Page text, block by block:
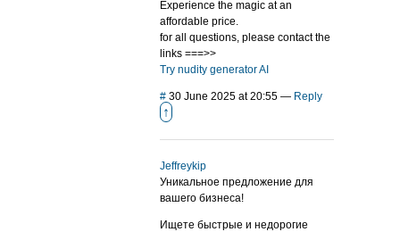
Experience the magic at an
affordable price.
for all questions, please contact the
links ===>>
Try nudity generator AI
# 30 June 2025 at 20:55 — Reply
↑
Jeffreykip
Уникальное предложение для
вашего бизнеса!
Ищете быстрые и недорогие